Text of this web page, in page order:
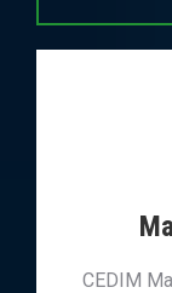
CEDIM